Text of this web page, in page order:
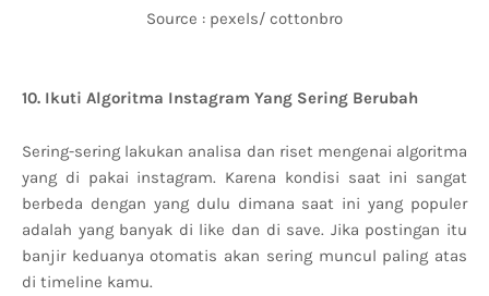
Source : pexels/ cottonbro
10. Ikuti Algoritma Instagram Yang Sering Berubah
Sering-sering lakukan analisa dan riset mengenai algoritma
yang di pakai instagram. Karena kondisi saat ini sangat
berbeda dengan yang dulu dimana saat ini yang populer
adalah yang banyak di like dan di save. Jika postingan itu
banjir keduanya otomatis akan sering muncul paling atas
di timeline kamu.